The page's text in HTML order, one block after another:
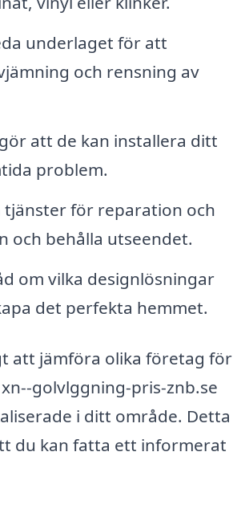
underlaget för att
och rensning av
att de kan installera ditt
problem.
för reparation och
och behålla utseendet.
om vilka designlösningar
det perfekta hemmet.
att jämföra olika företag för
golvlggning-pris-znb.se
i ditt område. Detta
du kan fatta ett informerat